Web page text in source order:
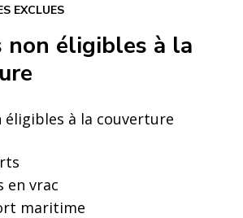
EXCLUES
éligibles à la
éligibles à la couverture
en vrac
maritime